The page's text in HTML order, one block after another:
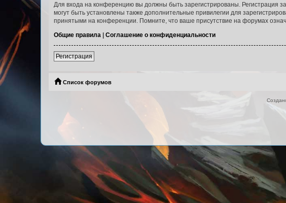
Для входа на конференцию вы должны быть зарегистрированы. Регистрация
могут быть установлены также дополнительные привилегии для
принятыми на конференции. Помните, что ваше присутствие на форумах
Общие правила | Соглашение о конфиденциальности
Регистрация
Список форумов